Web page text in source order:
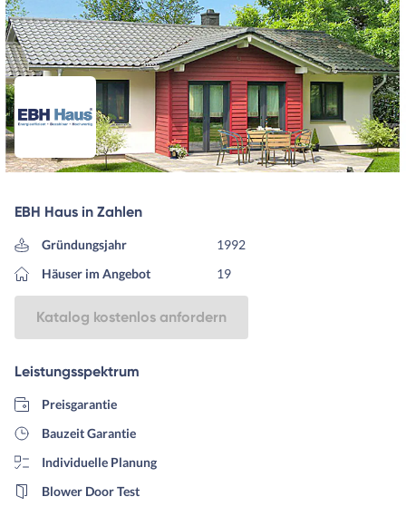
EBH Haus in Zahlen
Gründungsjahr
1992
Häuser im Angebot
19
Katalog kostenlos anfordern
Leistungsspektrum
Preisgarantie
Bauzeit Garantie
Individuelle Planung
Blower Door Test